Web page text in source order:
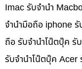
Imac รับจำนำ
จำนำมือถือ iphone
ถือ รับจำนำโน๊ตบุ๊ค รั
รับจำนำโน๊ตบุ๊ค Acer